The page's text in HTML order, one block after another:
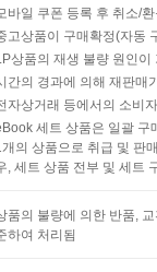
바일 쿠폰 등록 후 취소/
고상품이 구매확정(자동
상품의 재생 불량 원인
간의 경과에 의해 재판매
자상거래 등에서의 소비
세트 상품은 일괄 구
개의 상품으로 취급 및 판
, 세트 상품 전부 및 세트
품의 불량에 의한 반품,
하여 처리됨